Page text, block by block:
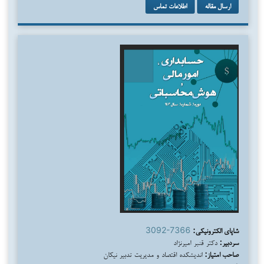
ارسال مقاله اطلاعات تماس
شاپای الکترونیکی: 3092-7366
سردبیر: دکتر قنبر امیرنژاد
صاحب امتیاز: اندیشکده اقتصاد و مدیریت تدبیر نیکان